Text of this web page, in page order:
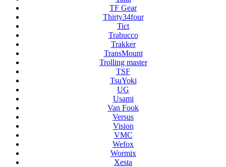
TF Gear
Thirty34four
Tict
Trabucco
Trakker
TransMount
Trolling master
TSF
TsuYoki
UG
Usami
Van Fook
Versus
Vision
VMC
Wefox
Wormix
Xesta